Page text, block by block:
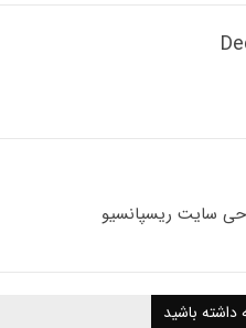
سایت ریسپانسیو
باشید